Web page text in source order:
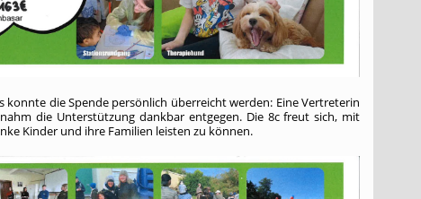
konnte die Spende persönlich überreicht werden: Eine Vertreterin
die Unterstützung dankbar entgegen. Die 8c freut sich, mit
Kinder und ihre Familien leisten zu können.